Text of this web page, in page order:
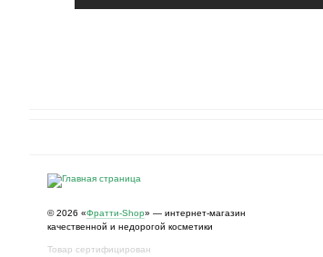
© 2026 «Фратти-Shop» — интернет-магазин
качественной и недорогой косметики
Товар сертифицирован